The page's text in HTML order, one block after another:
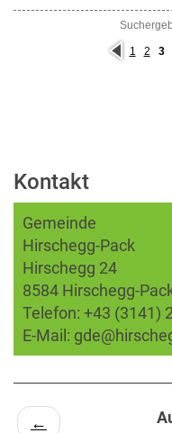
vorh
erig
1 2 3
Kontakt
Gemeinde
Hirschegg-Pack
Hirschegg 24
8584 Hirschegg-
Telefon: +43 (3141)
E-Mail:
←